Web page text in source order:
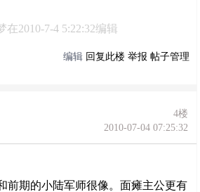
2010-7-4 5:22:32编辑
编辑 回复此楼 举报 帖子管理
4楼
2010-07-04 07:25:32
前期的小陆军师很像。面瘫主公更有